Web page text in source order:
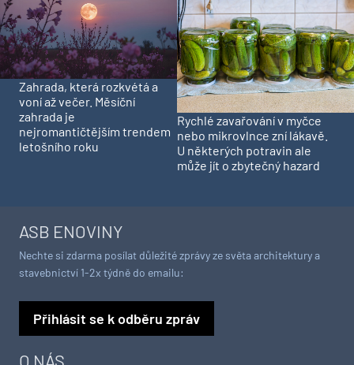
Zahrada, která rozkvétá a
voní až večer. Měsíční
zahrada je
nejromantičtějším trendem
letošního roku
Rychlé zavařování v myčce
nebo mikrovlnce zní lákavě.
U některých potravin ale
může jít o zbytečný hazard
O NÁS
ASB ENOVINY
Nechte si zdarma posílat důležité zprávy ze světa architektury a
stavebnictví 1-2x týdně do emailu:
Přihlásit se k odběru zpráv